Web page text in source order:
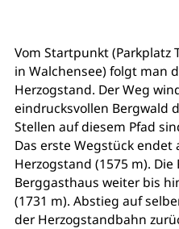
Vom Startpunkt (Parkplatz
in Walchensee) folgt man
Herzogstand. Der Weg
eindrucksvollen Bergwald
Stellen auf diesem Pfad
Das erste Wegstück endet
Herzogstand (1575 m).
Berggasthaus weiter bis
(1731 m). Abstieg auf
der Herzogstandbahn